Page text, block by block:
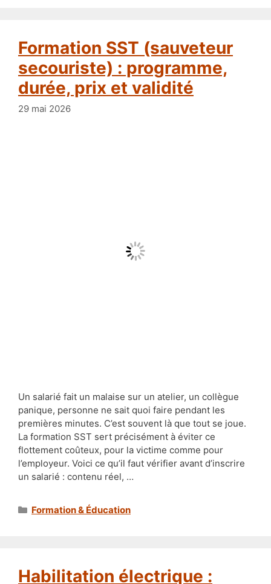
Formation SST (sauveteur
secouriste) : programme,
durée, prix et validité
29 mai 2026
Un salarié fait un malaise sur un atelier, un collègue
panique, personne ne sait quoi faire pendant les
premières minutes. C’est souvent là que tout se joue.
La formation SST sert précisément à éviter ce
flottement coûteux, pour la victime comme pour
l’employeur. Voici ce qu’il faut vérifier avant d’inscrire
un salarié : contenu réel, …
Catégories
Formation & Éducation
Habilitation électrique :